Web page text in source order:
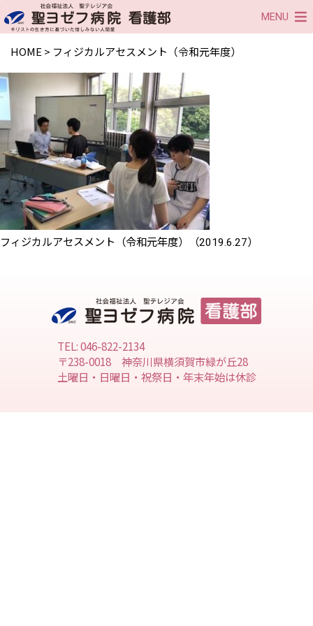
MENU
HOME > フィジカルアセスメント（令和元年度）
フィジカルアセスメント（令和元年度）（2019.6.27）
TEL: 046-822-2134
〒238-0018 神奈川県横須賀市緑が丘28
土曜日・日曜日・祝祭日・年末年始は休診